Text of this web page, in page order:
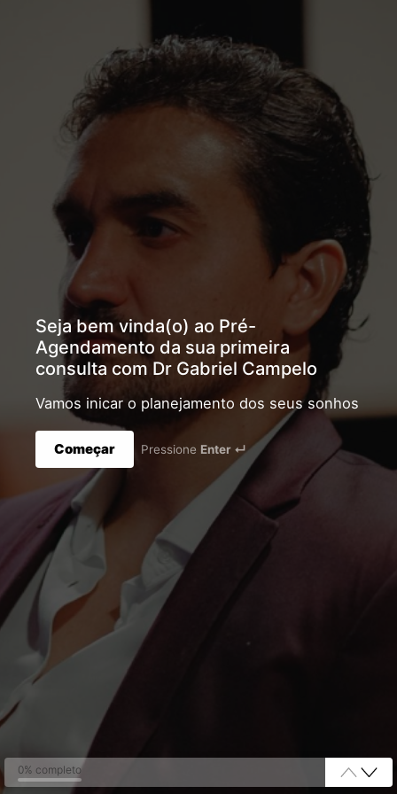
Seja bem vinda(o) ao Pré-
Agendamento da sua primeira
consulta com Dr Gabriel Campelo
Vamos inicar o planejamento dos seus sonhos
Começar Pressione Enter ↵
0% completo